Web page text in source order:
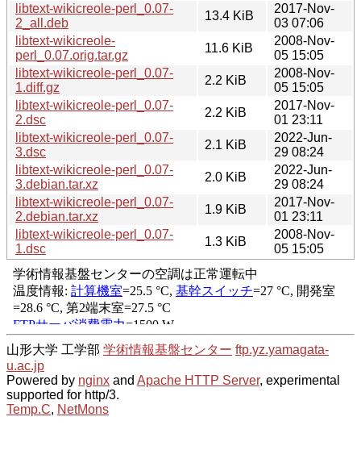
libtext-wikicreole-perl_0.07-
2_all.deb
13.4 KiB
2017-Nov-
03 07:06
libtext-wikicreole-
perl_0.07.orig.tar.gz
11.6 KiB
2008-Nov-
05 15:05
libtext-wikicreole-perl_0.07-
1.diff.gz
2.2 KiB
2008-Nov-
05 15:05
libtext-wikicreole-perl_0.07-
2.dsc
2.2 KiB
2017-Nov-
01 23:11
libtext-wikicreole-perl_0.07-
3.dsc
2.1 KiB
2022-Jun-
29 08:24
libtext-wikicreole-perl_0.07-
3.debian.tar.xz
2.0 KiB
2022-Jun-
29 08:24
libtext-wikicreole-perl_0.07-
2.debian.tar.xz
1.9 KiB
2017-Nov-
01 23:11
libtext-wikicreole-perl_0.07-
1.dsc
1.3 KiB
2008-Nov-
05 15:05
山形大学 工学部 学術情報基盤センター ftp.yz.yamagata-
u.ac.jp
Powered by nginx and Apache HTTP Server, experimental
supported for http/3.
Temp.C, NetMons